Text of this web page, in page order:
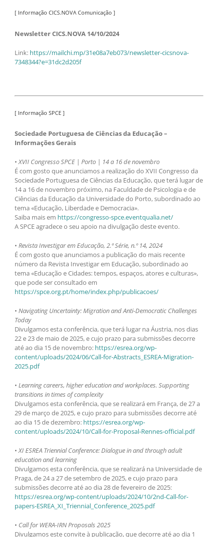
[ Informação CICS.NOVA Comunicação ]
Newsletter CICS.NOVA 14/10/2024
Link: https://mailchi.mp/31e08a7eb073/newsletter-cicsnova-
7348344?e=31dc2d205f
[ Informação SPCE ]
Sociedade Portuguesa de Ciências da Educação –
Informações Gerais
•XVII Congresso SPCE | Porto | 14 a 16 de novembro
É com gosto que anunciamos a realização do XVII Congresso da
Sociedade Portuguesa de Ciências da Educação, que terá lugar de
14 a 16 de novembro próximo, na Faculdade de Psicologia e de
Ciências da Educação da Universidade do Porto, subordinado ao
tema «Educação, Liberdade e Democracia».
Saiba mais em https://congresso-spce.eventqualia.net/
A SPCE agradece o seu apoio na divulgação deste evento.
• Revista Investigar em Educação, 2.ª Série, n.º 14, 2024
É com gosto que anunciamos a publicação do mais recente
número da Revista Investigar em Educação, subordinado ao
tema «Educação e Cidades: tempos, espaços, atores e culturas»,
que pode ser consultado em
https://spce.org.pt/home/index.php/publicacoes/
• Navigating Uncertainty: Migration and Anti-Democratic Challenges
Today
Divulgamos esta conferência, que terá lugar na Áustria, nos dias
22 e 23 de maio de 2025, e cujo prazo para submissões decorre
até ao dia 15 de novembro: https://esrea.org/wp-
content/uploads/2024/06/Call-for-Abstracts_ESREA-Migration-
2025.pdf
• Learning careers, higher education and workplaces. Supporting
transitions in times of complexity
Divulgamos esta conferência, que se realizará em França, de 27 a
29 de março de 2025, e cujo prazo para submissões decorre até
ao dia 15 de dezembro: https://esrea.org/wp-
content/uploads/2024/10/Call-for-Proposal-Rennes-official.pdf
•XI ESREA Triennial Conference: Dialogue in and through adult
education and learning
Divulgamos esta conferência, que se realizará na Universidade de
Praga, de 24 a 27 de setembro de 2025, e cujo prazo para
submissões decorre até ao dia 28 de fevereiro de 2025:
https://esrea.org/wp-content/uploads/2024/10/2nd-Call-for-
papers-ESREA_XI_Triennial_Conference_2025.pdf
• Call for WERA-IRN Proposals 2025
Divulgamos este convite à publicação, que decorre até ao dia 1